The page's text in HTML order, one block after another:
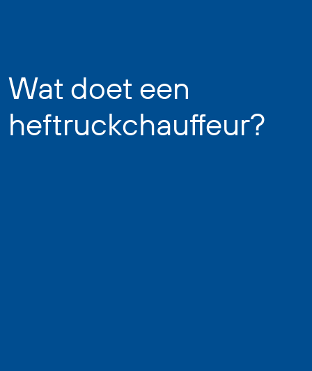
Wat doet een
heftruckchauffeur?